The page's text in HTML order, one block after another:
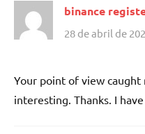
binance
28 de abril de
Your point of view caught
interesting. Thanks. I